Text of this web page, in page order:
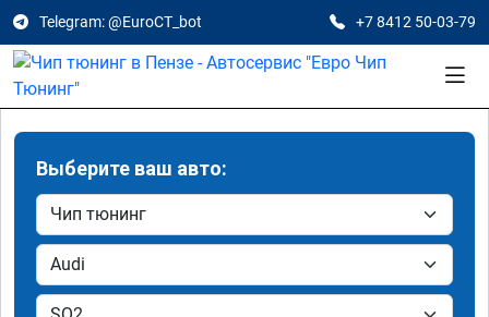
Telegram: @EuroCT_bot +7 8412 50-03-79
Выберите ваш авто: